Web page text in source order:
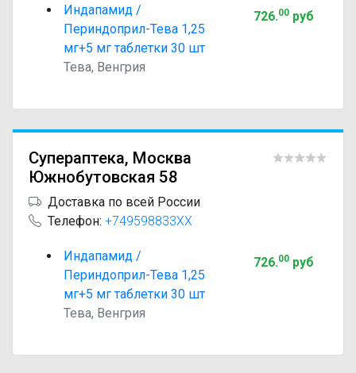
Индапамид /
Периндоприл-Тева 1,25
мг+5 мг таблетки 30 шт
Тева, Венгрия
726.00руб
Супераптека, Москва
Южнобутовская 58
Доставка по всей России
Телефон: +749598833XX
Индапамид /
Периндоприл-Тева 1,25
мг+5 мг таблетки 30 шт
Тева, Венгрия
726.00руб